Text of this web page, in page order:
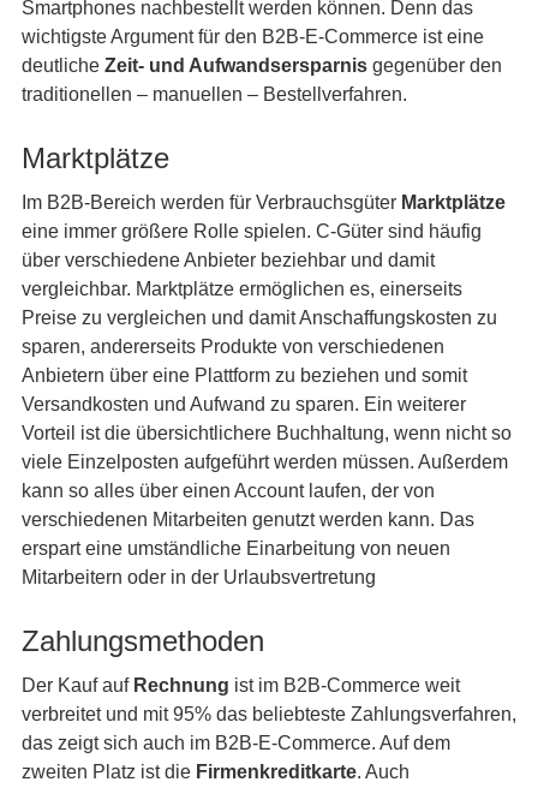
Smartphones nachbestellt werden können. Denn das
wichtigste Argument für den B2B-E-Commerce ist eine
deutlicheZeit- und Aufwandsersparnisgegenüber den
traditionellen – manuellen – Bestellverfahren.
Marktplätze
Im B2B-Bereich werden für Verbrauchsgüter Marktplätze
eine immer größere Rolle spielen. C-Güter sind häufig
über verschiedene Anbieter beziehbar und damit
vergleichbar. Marktplätze ermöglichen es, einerseits
Preise zu vergleichen und damit Anschaffungskosten zu
sparen, andererseits Produkte von verschiedenen
Anbietern über eine Plattform zu beziehen und somit
Versandkosten und Aufwand zu sparen. Ein weiterer
Vorteil ist die übersichtlichere Buchhaltung, wenn nicht so
viele Einzelposten aufgeführt werden müssen. Außerdem
kann so alles über einen Account laufen, der von
verschiedenen Mitarbeiten genutzt werden kann. Das
erspart eine umständliche Einarbeitung von neuen
Mitarbeitern oder in der Urlaubsvertretung
Zahlungsmethoden
Der Kauf auf Rechnung ist im B2B-Commerce weit
verbreitet und mit 95% das beliebteste Zahlungsverfahren,
das zeigt sich auch im B2B-E-Commerce. Auf dem
zweiten Platz ist die Firmenkreditkarte. Auch